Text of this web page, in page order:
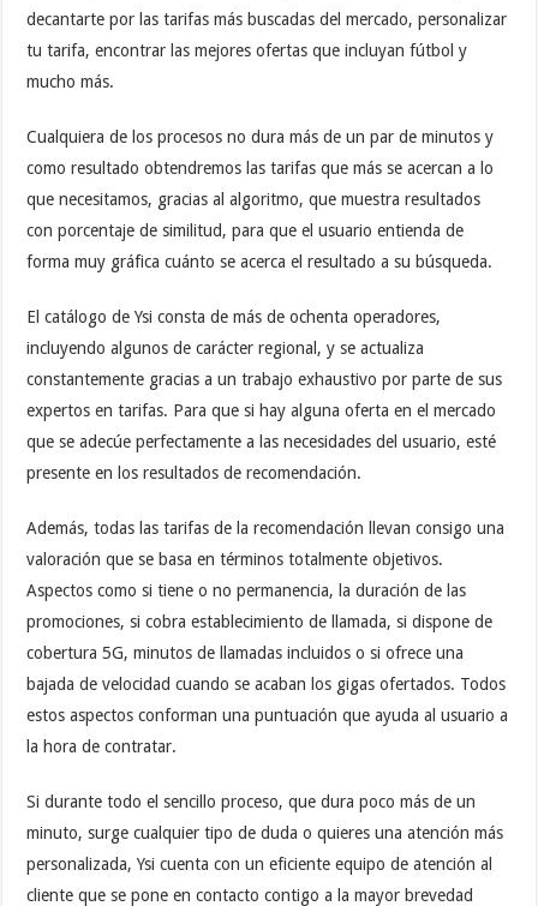
decantarte por las tarifas más buscadas del mercado, personalizar
tu tarifa, encontrar las mejores ofertas que incluyan fútbol y
mucho más.
Cualquiera de los procesos no dura más de un par de minutos y
como resultado obtendremos las tarifas que más se acercan a lo
que necesitamos, gracias al algoritmo, que muestra resultados
con porcentaje de similitud, para que el usuario entienda de
forma muy gráfica cuánto se acerca el resultado a su búsqueda.
El catálogo de Ysi consta de más de ochenta operadores,
incluyendo algunos de carácter regional, y se actualiza
constantemente gracias a un trabajo exhaustivo por parte de sus
expertos en tarifas. Para que si hay alguna oferta en el mercado
que se adecúe perfectamente a las necesidades del usuario, esté
presente en los resultados de recomendación.
Además, todas las tarifas de la recomendación llevan consigo una
valoración que se basa en términos totalmente objetivos.
Aspectos como si tiene o no permanencia, la duración de las
promociones, si cobra establecimiento de llamada, si dispone de
cobertura 5G, minutos de llamadas incluidos o si ofrece una
bajada de velocidad cuando se acaban los gigas ofertados. Todos
estos aspectos conforman una puntuación que ayuda al usuario a
la hora de contratar.
Si durante todo el sencillo proceso, que dura poco más de un
minuto, surge cualquier tipo de duda o quieres una atención más
personalizada, Ysi cuenta con un eficiente equipo de atención al
cliente que se pone en contacto contigo a la mayor brevedad